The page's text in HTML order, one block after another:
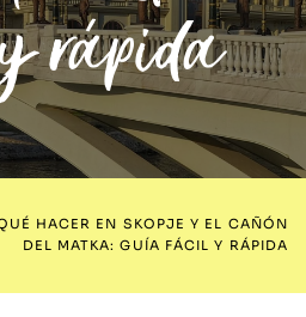
rápida
HACER EN SKOPJE Y EL CAÑÓN
DEL MATKA: GUÍA FÁCIL Y RÁPIDA